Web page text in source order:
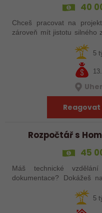
40
Chceš pracovat na
zároveň mít jistotu silného
pobočku v Uherském…
5
Rozpočtář s
45
Máš technické
dokumentace? Dokážeš
den vypadá trochu jinak,5